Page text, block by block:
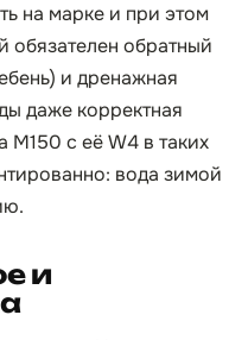
на марке и при этом
обязателен обратный
и дренажная
даже корректная
М150 с её W4 в таких
вода зимой
и